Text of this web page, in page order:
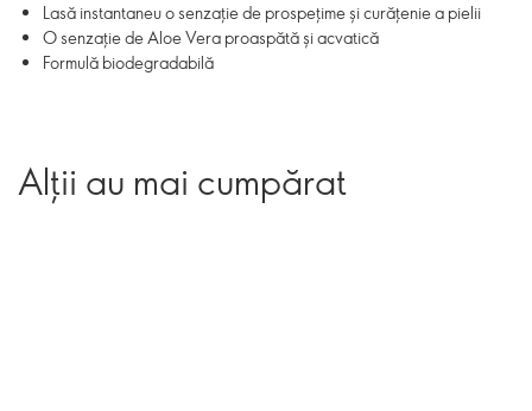
Lasă instantaneu o senzație de prospețime și curățenie a pielii
O senzație de Aloe Vera proaspătă și acvatică
Formulă biodegradabilă
Alții au mai cumpărat